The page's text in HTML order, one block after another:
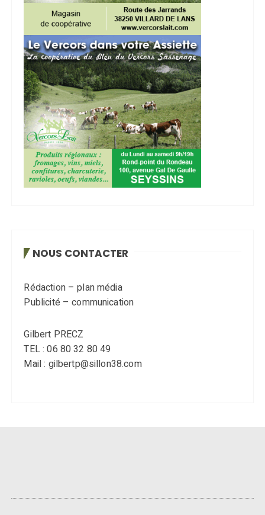
NOUS CONTACTER
Rédaction – plan média
Publicité – communication
Gilbert PRECZ
TEL : 06 80 32 80 49
Mail : gilbertp@sillon38.com